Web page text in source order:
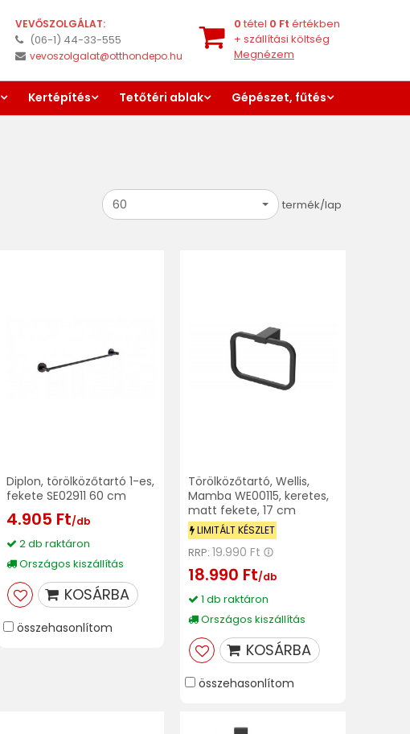
VEVŐSZOLGÁLAT:
(06-1) 44-33-555
vevoszolgalat@otthondepo.hu
0 tétel 0 Ft értékben
+ szállítási költség
Megnézem
Kertépítés Tetőtéri ablak
Gépészet, fűtés
60 termék/lap
Diplon, törölközőtartó 1-es,
fekete SE02911 60 cm
4.905 Ft/db
2 db raktáron
Országos kiszállítás
KOSÁRBA
összehasonlítom
Törölközőtartó, Wellis,
Mamba WE00115, keretes,
matt fekete, 17 cm
LIMITÁLT KÉSZLET
RRP: 19.990 Ft
18.990 Ft/db
1 db raktáron
Országos kiszállítás
KOSÁRBA
összehasonlítom